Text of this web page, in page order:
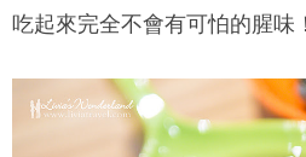
吃起來完全不會有可怕的腥味！